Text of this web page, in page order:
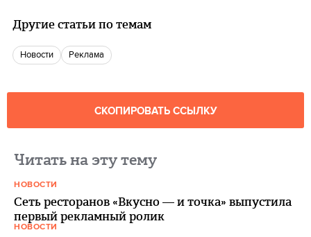
Другие статьи по темам
новости реклама
СКОПИРОВАТЬ ССЫЛКУ
Читать на эту тему
НОВОСТИ
Сеть ресторанов «Вкусно — и точка» выпустила
первый рекламный ролик
НОВОСТИ